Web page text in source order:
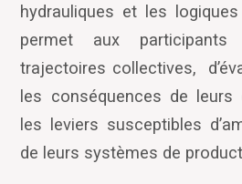
hydrauliques et les
permet aux
trajectoires collectives,
les conséquences de leurs
les leviers susceptibles
de leurs systèmes de